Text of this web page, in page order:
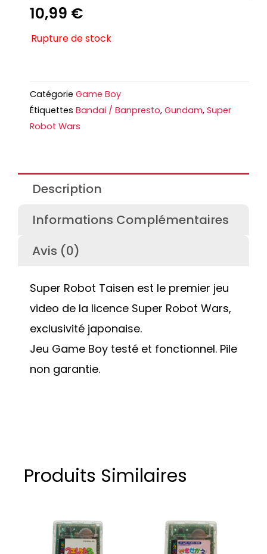
10,99 €
Rupture de stock
Catégorie Game Boy
Étiquettes Bandai / Banpresto, Gundam, Super
Robot Wars
Description
Informations Complémentaires
Avis (0)
Super Robot Taisen est le premier jeu
video de la licence Super Robot Wars,
exclusivité japonaise.
Jeu Game Boy testé et fonctionnel. Pile
non garantie.
Produits Similaires